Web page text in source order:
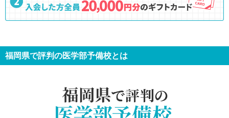
福岡県で評判の医学部予備校とは